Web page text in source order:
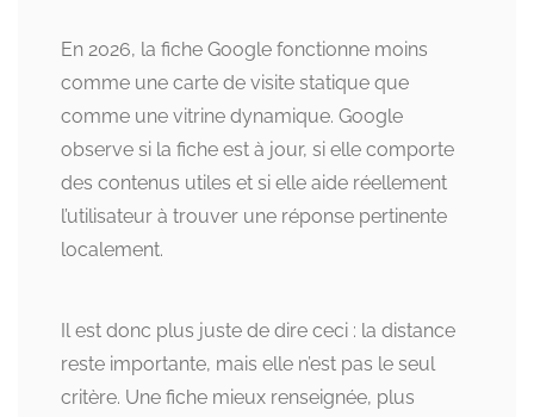
En 2026, la fiche Google fonctionne moins
comme une carte de visite statique que
comme une vitrine dynamique. Google
observe si la fiche est à jour, si elle comporte
des contenus utiles et si elle aide réellement
l’utilisateur à trouver une réponse pertinente
localement.
Il est donc plus juste de dire ceci : la distance
reste importante, mais elle n’est pas le seul
critère. Une fiche mieux renseignée, plus